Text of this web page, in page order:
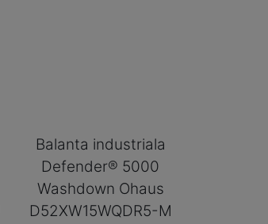
Balanta industriala
Defender® 5000
Washdown Ohaus
D52XW15WQDR5-M